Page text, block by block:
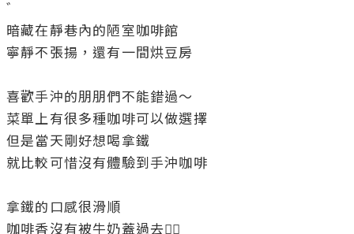
゛
暗藏在靜巷內的陋室咖啡館
寧靜不張揚，還有一間烘豆房
喜歡手沖的朋朋們不能錯過～
菜單上有很多種咖啡可以做選擇
但是當天剛好想喝拿鐵
就比較可惜沒有體驗到手沖咖啡
拿鐵的口感很滑順
咖啡香沒有被牛奶蓋過去👌🏻